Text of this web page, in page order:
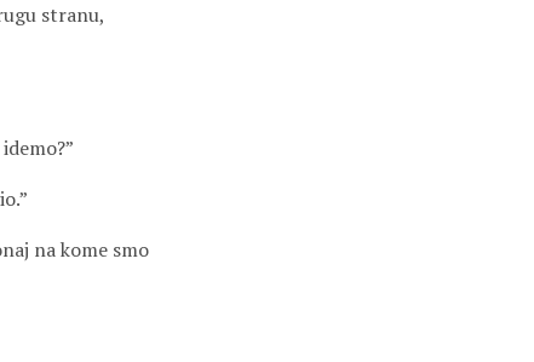
stranu,
na kome smo